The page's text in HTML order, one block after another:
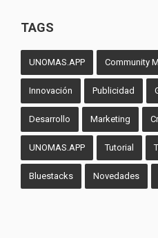
TAGS
UNOMAS.APP Community
Innovación Publicidad
Desarrollo Marketing
UNOMAS.APP Tutorial
Bluestacks Novedades